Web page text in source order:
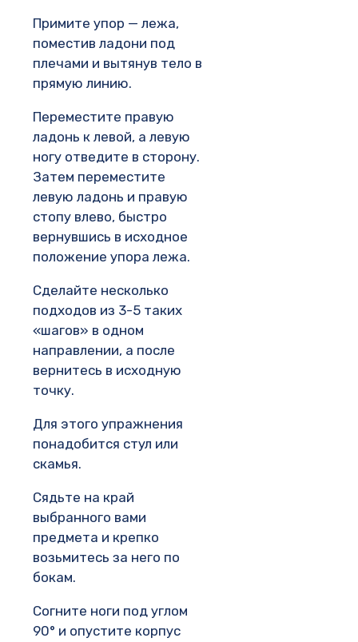
Примите упор — лежа,
поместив ладони под
плечами и вытянув тело в
прямую линию.
Переместите правую
ладонь к левой, а левую
ногу отведите в сторону.
Затем переместите
левую ладонь и правую
стопу влево, быстро
вернувшись в исходное
положение упора лежа.
Сделайте несколько
подходов из 3-5 таких
«шагов» в одном
направлении, а после
вернитесь в исходную
точку.
Для этого упражнения
понадобится стул или
скамья.
Сядьте на край
выбранного вами
предмета и крепко
возьмитесь за него по
бокам.
Согните ноги под углом
90° и опустите корпус